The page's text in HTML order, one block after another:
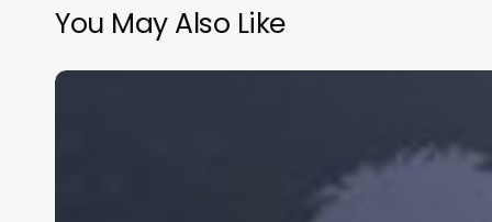
You May Also Like
México